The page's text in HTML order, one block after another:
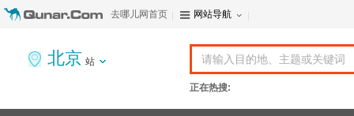
去哪儿网首页 网站导航
北京 站
正在热搜: